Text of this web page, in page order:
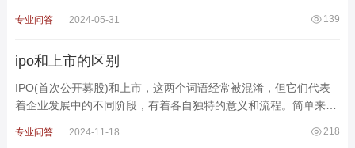
139
专业问答 2024-05-31
ipo和上市的区别
IPO(首次公开募股)和上市，这两个词语经常被混淆，但它们代表
着企业发展中的不同阶段，有着各自独特的意义和流程。简单来
218
专业问答 2024-11-18